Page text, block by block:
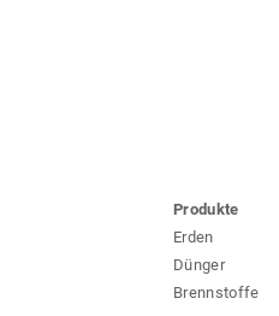
Produkte
Erden
Dünger
Brennstoffe